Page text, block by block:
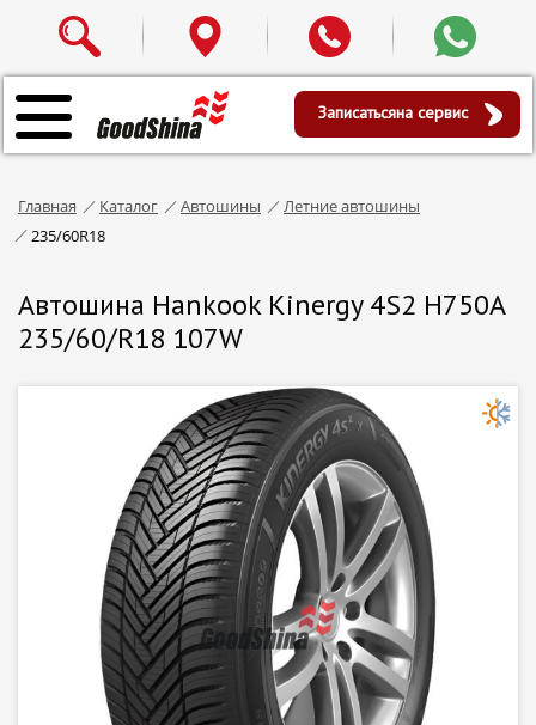
Записатьсяна сервис
Главная Каталог Автошины
Летние автошины
235/60R18
Автошина Hankook Kinergy 4S2 H750A
235/60/R18 107W